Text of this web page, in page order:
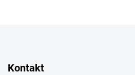
Kontakt